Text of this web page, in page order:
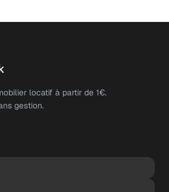
locatif à partir de 1€.
gestion.